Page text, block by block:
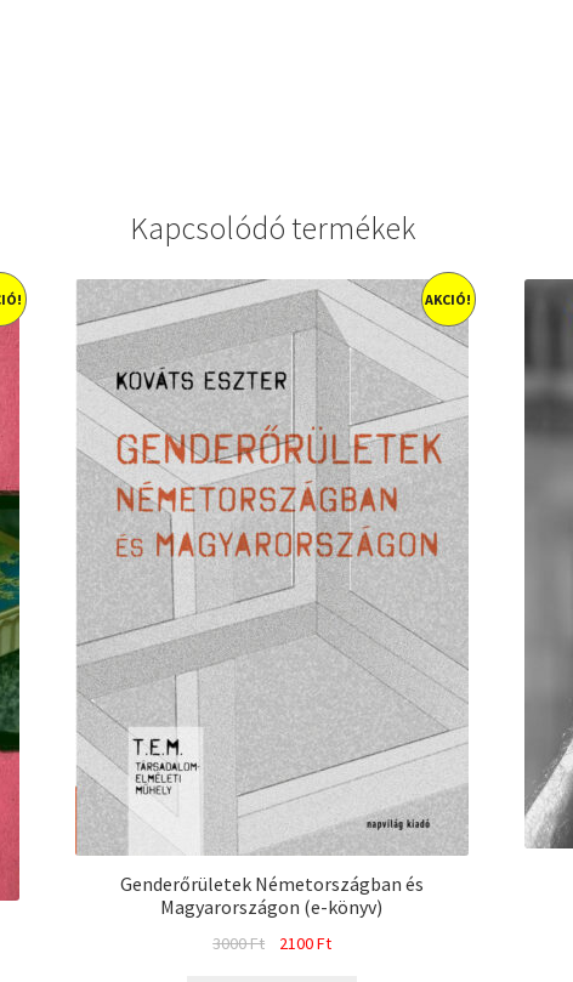
Kapcsolódó termékek
Genderőrületek Németországban és
Magyarországon (e-könyv)
AKCIÓ!
3000Ft
Original
2100FtCurrent